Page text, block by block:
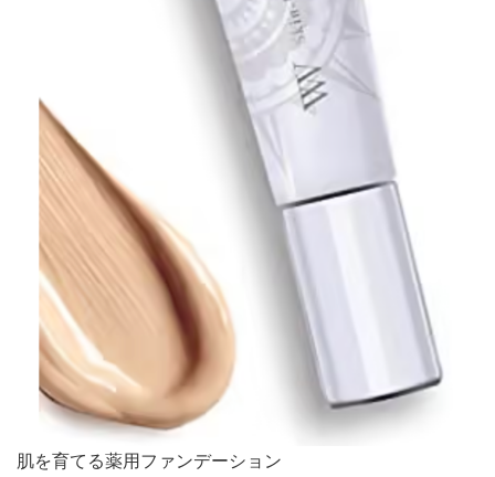
肌を育てる薬用ファンデーション